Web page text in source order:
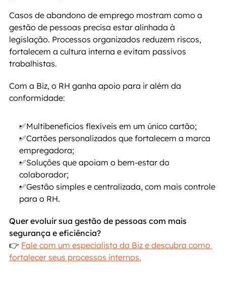
Casos de abandono de emprego mostram como a
gestão de pessoas precisa estar alinhada à
legislação. Processos organizados reduzem riscos,
fortalecem a cultura interna e evitam passivos
trabalhistas.
Com a Biz, o RH ganha apoio para ir além da
conformidade:
✅Multibenefícios flexíveis em um único cartão;
✅Cartões personalizados que fortalecem a marca
empregadora;
✅Soluções que apoiam o bem-estar do
colaborador;
✅Gestão simples e centralizada, com mais controle
para o RH.
Quer evoluir sua gestão de pessoas com mais
segurança e eficiência?
👉 Fale com um especialista da Biz e descubra como
fortalecer seus processos internos.